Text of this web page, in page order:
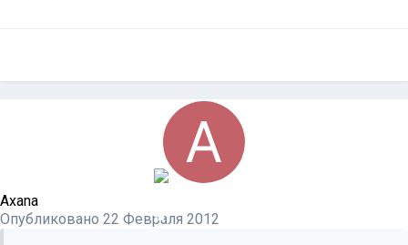
Axana
Опубликовано 22 Февраля 2012